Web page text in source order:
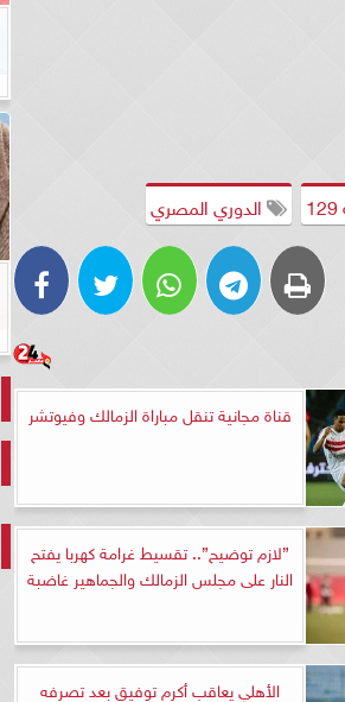
الدوري المصري
قناة مجانية تنقل مباراة الزمالك وفيوتشر
”لازم توضيح”.. تقسيط غرامة كهربا يفتح
النار على مجلس الزمالك والجماهير غاضبة
الأهلي يعاقب أكرم توفيق بعد تصرفه